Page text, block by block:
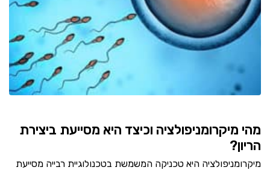
מהי מיקרומניפולציה וכיצד היא מסייעת ביצירת
הריון?
מיקרומניפולציה היא טכניקה המשמשת בטכנולוגיית רבייה מסייעת